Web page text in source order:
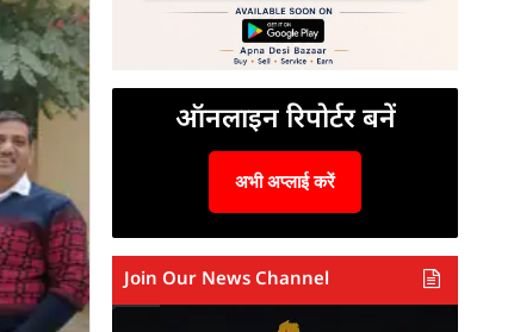
ऑनलाइन रिपोर्टर बनें
अभी अप्लाई करें
Join Our News Channel